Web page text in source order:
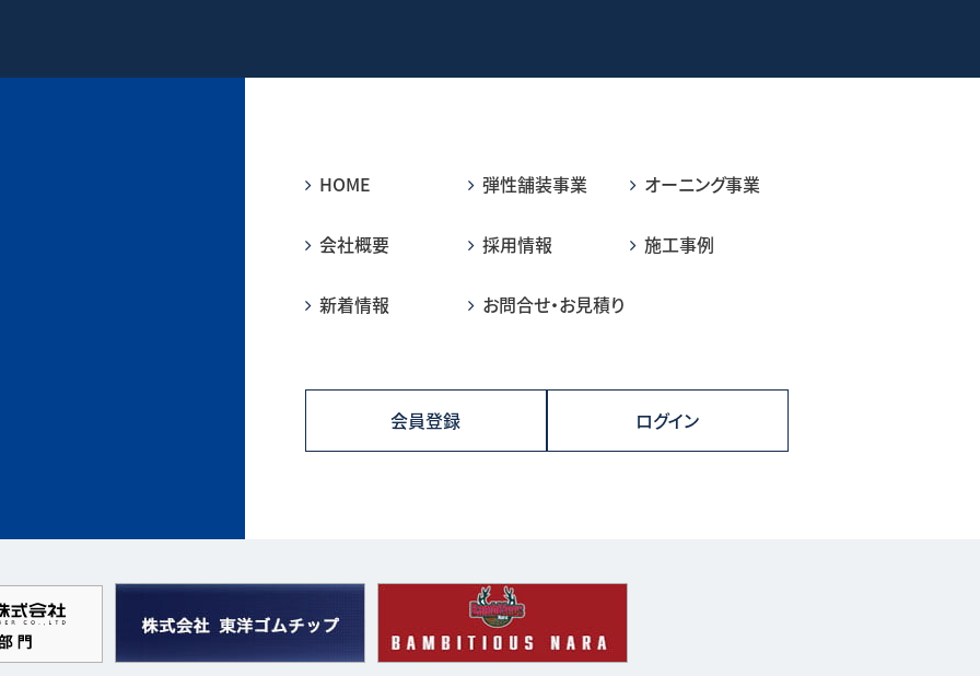
HOME 弾性舗装事業 オーニング事業
会社概要 採用情報 施工事例
新着情報 お問合せ・お見積り
会員登録 ログイン